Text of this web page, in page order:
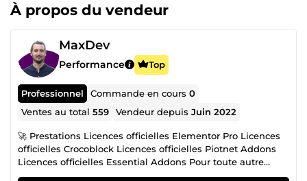
À propos du vendeur
MaxDev
Performance Top
Professionnel Commande en cours0
Ventes au total559 Vendeur depuisJuin 2022
🚀 Prestations Licences officielles Elementor Pro Licences
officielles Crocoblock Licences officielles Piotnet Addons
Licences officielles Essential Addons Pour toute autre
prestation, merci de vous rendre directement sur notre site